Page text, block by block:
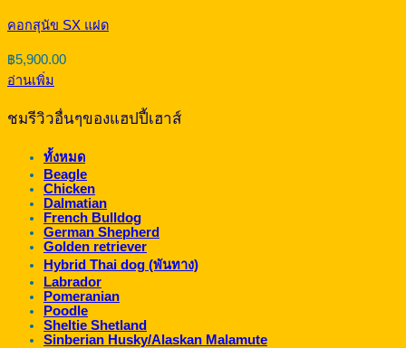
คอกสุนัข SX แฝด
฿5,900.00
อ่านเพิ่ม
ชมรีวิวอื่นๆของแฮปปี้เฮาส์
ทั้งหมด
Beagle
Chicken
Dalmatian
French Bulldog
German Shepherd
Golden retriever
Hybrid Thai dog (พันทาง)
Labrador
Pomeranian
Poodle
Sheltie Shetland
Sinberian Husky/Alaskan Malamute